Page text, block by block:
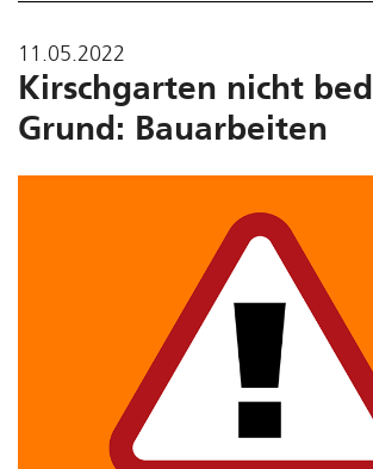
11.05.2022
Kirschgarten nicht
Grund: Bauarbeiten